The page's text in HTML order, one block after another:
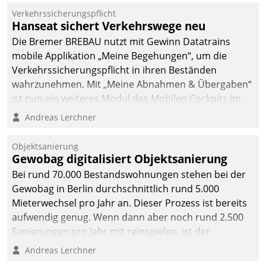
Verkehrssicherungspflicht
Hanseat sichert Verkehrswege neu
Die Bremer BREBAU nutzt mit Gewinn Datatrains
mobile Applikation „Meine Begehungen“, um die
Verkehrssicherungspflicht in ihren Beständen
wahrzunehmen. Mit „Meine Abnahmen & Übergaben“
ist nun ein weiteres Modul des Mobilen Cockpits im
Einsatz.
Andreas Lerchner
Objektsanierung
Gewobag digitalisiert Objektsanierung
Bei rund 70.000 Bestandswohnungen stehen bei der
Gewobag in Berlin durchschnittlich rund 5.000
Mieterwechsel pro Jahr an. Dieser Prozess ist bereits
aufwendig genug. Wenn dann aber noch rund 2.500
Sanierungen pro Jahr mit reinspielen, ist der
Betreuungs- und Organisationsaufwand immens. Im
Andreas Lerchner